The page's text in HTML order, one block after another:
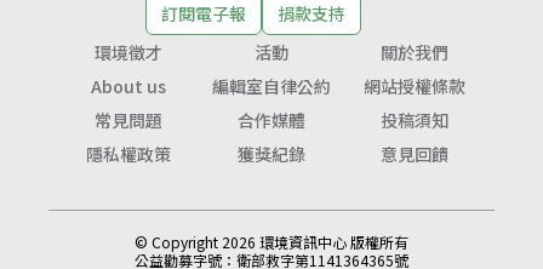
訂閱電子報
捐款支持
環境徵才
活動
關於我們
About us
編輯室自律公約
網站授權條款
常見問題
合作媒體
投稿須知
隱私權政策
獲獎紀錄 意見回饋
© Copyright 2026 環境資訊中心 版權所有
公益勸募字號： 衛部救字第1141364365號